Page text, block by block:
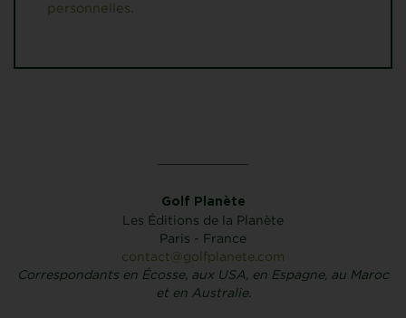
personnelles.
Golf Planète
Les Éditions de la Planète
Paris - France
contact@golfplanete.com
Correspondants en Écosse, aux USA, en Espagne, au Maroc
et en Australie.